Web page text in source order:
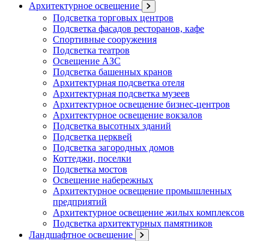
Архитектурное освещение
Подсветка торговых центров
Подсветка фасадов ресторанов, кафе
Спортивные сооружения
Подсветка театров
Освещение АЗС
Подсветка башенных кранов
Архитектурная подсветка отеля
Архитектурная подсветка музеев
Архитектурное освещение бизнес-центров
Архитектурное освещение вокзалов
Подсветка высотных зданий
Подсветка церквей
Подсветка загородных домов
Коттеджи, поселки
Подсветка мостов
Освещение набережных
Архитектурное освещение промышленных
предприятий
Архитектурное освещение жилых комплексов
Подсветка архитектурных памятников
Ландшафтное освещение